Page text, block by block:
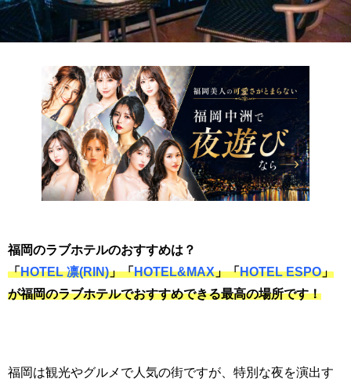
福岡のラブホテルのおすすめは？
「HOTEL 凛(RIN)」「HOTEL&MAX」「HOTEL ESPO」
が福岡のラブホテルでおすすめできる最高の場所です！
福岡は観光やグルメで人気の街ですが、特別な夜を演出す